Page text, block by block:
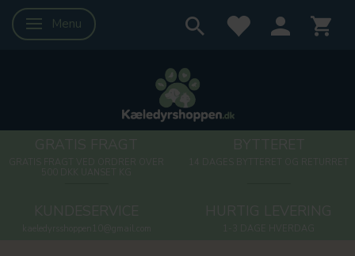
Skifte navigation
Menu